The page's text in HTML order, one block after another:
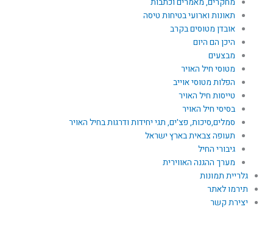
תאונות וארועי בטיחות טיסה
אובדן מטוסים בקרב
היכן הם היום
מבצעים
מטוסי חיל האויר
הפלות מטוסי אוייב
טייסות חיל האויר
בסיסי חיל האויר
סמלים,סיכות, פצ'ים, תגי יחידות ודרגות בחיל האויר
תעופה צבאית בארץ ישראל
גיבורי החיל
מערך ההגנה האווירית
גלריית תמונות
תירמו לאתר
יצירת קשר